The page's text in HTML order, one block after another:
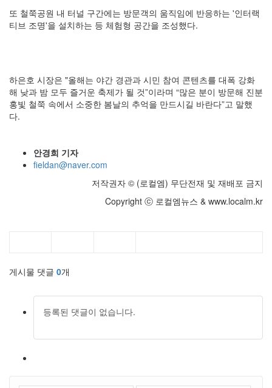
또 철쭉공원 내 터널 구간에는 방문객의 움직임에 반응하는 '인터랙
티브 조명'을 설치하는 등 체험형 공간을 조성했다.
하은호 시장은 "올해는 야간 경관과 시민 참여 콘텐츠를 대폭 강화
해 낮과 밤 모두 즐거운 축제가 될 것”이라며 “많은 분이 방문해 진분
홍빛 철쭉 속에서 소중한 봄날의 추억을 만드시길 바란다”고 말했
다.
안경희 기자
fieldan@naver.com
저작권자 © (로컬엠) 무단전재 및 재배포 금지
Copyright ⓒ 로컬엠뉴스 & www.localm.kr
게시물 댓글 0개
등록된 댓글이 없습니다.